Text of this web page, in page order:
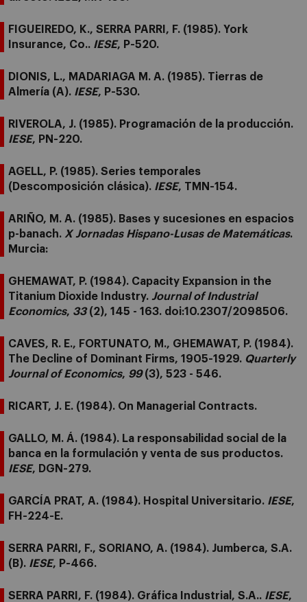
FIGUEIREDO, K., SERRA PARRI, F. (1985). York
Insurance, Co.. IESE, P-520.
DIONIS, L., MADARIAGA M. A. (1985). Tierras de
Almería (A). IESE, P-530.
RIVEROLA, J. (1985). Programación de la producción.
IESE, PN-220.
AGELL, P. (1985). Series temporales
(Descomposición clásica). IESE, TMN-154.
ARIÑO, M. A. (1985). Bases y sucesiones en espacios
p-banach. X Jornadas Hispano-Lusas de Matemáticas.
Murcia:
GHEMAWAT, P. (1984). Capacity Expansion in the
Titanium Dioxide Industry. Journal of Industrial
Economics, 33(2), 145 - 163. doi:10.2307/2098506.
CAVES, R. E., FORTUNATO, M., GHEMAWAT, P. (1984).
The Decline of Dominant Firms, 1905-1929. Quarterly
Journal of Economics, 99(3), 523 - 546.
RICART, J. E. (1984). On Managerial Contracts.
GALLO, M. Á. (1984). La responsabilidad social de la
banca en la formulación y venta de sus productos.
IESE, DGN-279.
GARCÍA PRAT, A. (1984). Hospital Universitario. IESE,
FH-224-E.
SERRA PARRI, F., SORIANO, A. (1984). Jumberca, S.A.
(B). IESE, P-466.
SERRA PARRI, F. (1984). Gráfica Industrial, S.A.. IESE,